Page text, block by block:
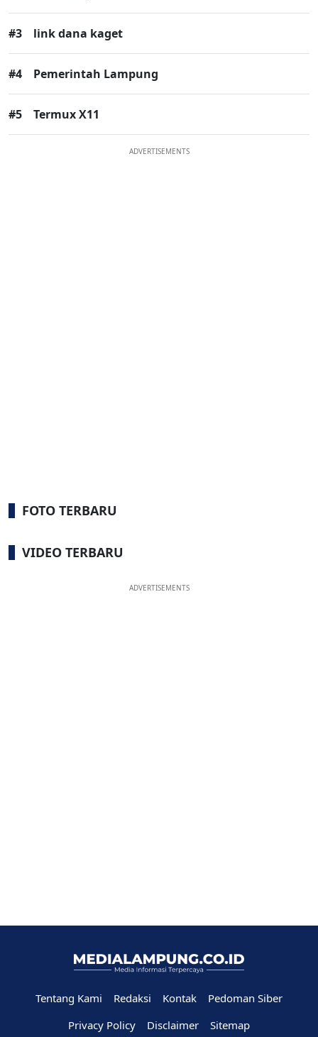
#3 link dana kaget
#4 Pemerintah Lampung
#5 Termux X11
ADVERTISEMENTS
FOTO TERBARU
VIDEO TERBARU
ADVERTISEMENTS
Tentang Kami Redaksi Kontak
Pedoman Siber
Privacy Policy
Disclaimer Sitemap